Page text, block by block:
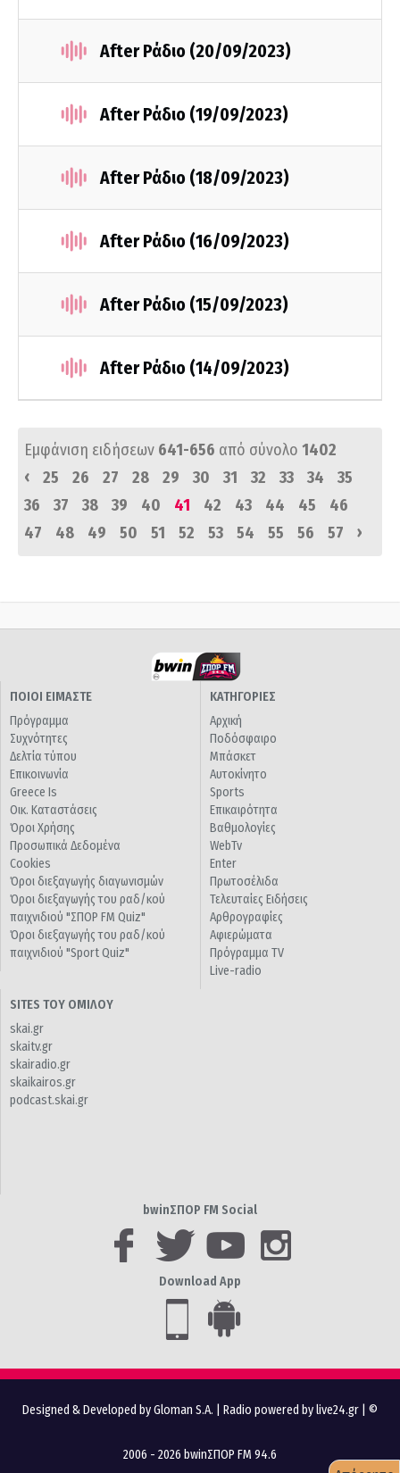
After Ράδιο (20/09/2023)
After Ράδιο (19/09/2023)
After Ράδιο (18/09/2023)
After Ράδιο (16/09/2023)
After Ράδιο (15/09/2023)
After Ράδιο (14/09/2023)
Εμφάνιση ειδήσεων 641-656 από σύνολο 1402
‹
25 26 27 28 29 30 31 32 33 34
35
36
37 38 39 40 41 42 43 44 45
46
47
48 49 50 51 52 53 54 55 56 57 ›
ΠΟΙΟΙ ΕΙΜΑΣΤΕ
Πρόγραμμα
Συχνότητες
Δελτία τύπου
Επικοινωνία
Greece Is
Οικ. Καταστάσεις
Όροι Χρήσης
Προσωπικά Δεδομένα
Cookies
Όροι διεξαγωγής διαγωνισμών
Όροι διεξαγωγής του ραδ/κού
παιχνιδιού "ΣΠΟΡ FM Quiz"
Όροι διεξαγωγής του ραδ/κού
παιχνιδιού "Sport Quiz"
ΚΑΤΗΓΟΡΙΕΣ
Αρχική
Ποδόσφαιρο
Μπάσκετ
Αυτοκίνητο
Sports
Επικαιρότητα
Βαθμολογίες
WebTv
Enter
Πρωτοσέλιδα
Τελευταίες Ειδήσεις
Αρθρογραφίες
Αφιερώματα
Πρόγραμμα TV
Live-radio
SITES ΤΟΥ ΟΜΙΛΟΥ
skai.gr
skaitv.gr
skairadio.gr
skaikairos.gr
podcast.skai.gr
bwinΣΠΟΡ FM Social
Download App
Designed & Developed by Gloman S.A. Radio powered by live24.gr | ©
2006 - 2026 bwinΣΠΟΡ FM 94.6